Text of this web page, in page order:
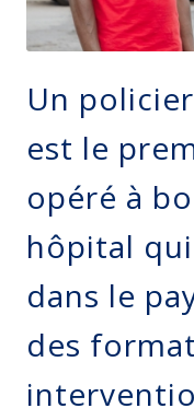
Un
est le
opéré à
hôpital
dans le
des